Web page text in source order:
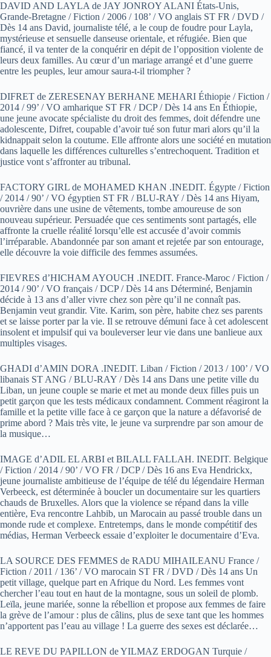
DAVID AND LAYLA de JAY JONROY ALANI États-Unis,
Grande-Bretagne / Fiction / 2006 / 108’ / VO anglais ST FR / DVD /
Dès 14 ans David, journaliste télé, a le coup de foudre pour Layla,
mystérieuse et sensuelle danseuse orientale, et réfugiée. Bien que
fiancé, il va tenter de la conquérir en dépit de l’opposition violente de
leurs deux familles. Au cœur d’un mariage arrangé et d’une guerre
entre les peuples, leur amour saura-t-il triompher ?
DIFRET de ZERESENAY BERHANE MEHARI Éthiopie / Fiction /
2014 / 99’ / VO amharique ST FR / DCP / Dès 14 ans En Éthiopie,
une jeune avocate spécialiste du droit des femmes, doit défendre une
adolescente, Difret, coupable d’avoir tué son futur mari alors qu’il la
kidnappait selon la coutume. Elle affronte alors une société en mutation
dans laquelle les différences culturelles s’entrechoquent. Tradition et
justice vont s’affronter au tribunal.
FACTORY GIRL de MOHAMED KHAN .INEDIT. Égypte / Fiction
/ 2014 / 90’ / VO égyptien ST FR / BLU-RAY / Dès 14 ans Hiyam,
ouvrière dans une usine de vêtements, tombe amoureuse de son
nouveau supérieur. Persuadée que ces sentiments sont partagés, elle
affronte la cruelle réalité lorsqu’elle est accusée d’avoir commis
l’irréparable. Abandonnée par son amant et rejetée par son entourage,
elle découvre la voie difficile des femmes assumées.
FIEVRES d’HICHAM AYOUCH .INEDIT. France-Maroc / Fiction /
2014 / 90’ / VO français / DCP / Dès 14 ans Déterminé, Benjamin
décide à 13 ans d’aller vivre chez son père qu’il ne connaît pas.
Benjamin veut grandir. Vite. Karim, son père, habite chez ses parents
et se laisse porter par la vie. Il se retrouve démuni face à cet adolescent
insolent et impulsif qui va bouleverser leur vie dans une banlieue aux
multiples visages.
GHADI d’AMIN DORA .INEDIT. Liban / Fiction / 2013 / 100’ / VO
libanais ST ANG / BLU-RAY / Dès 14 ans Dans une petite ville du
Liban, un jeune couple se marie et met au monde deux filles puis un
petit garçon que les tests médicaux condamnent. Comment réagiront la
famille et la petite ville face à ce garçon que la nature a défavorisé de
prime abord ? Mais très vite, le jeune va surprendre par son amour de
la musique…
IMAGE d’ADIL EL ARBI et BILALL FALLAH. INEDIT. Belgique
/ Fiction / 2014 / 90’ / VO FR / DCP / Dès 16 ans Eva Hendrickx,
jeune journaliste ambitieuse de l’équipe de télé du légendaire Herman
Verbeeck, est déterminée à boucler un documentaire sur les quartiers
chauds de Bruxelles. Alors que la violence se répand dans la ville
entière, Eva rencontre Lahbib, un Marocain au passé trouble dans un
monde rude et complexe. Entretemps, dans le monde compétitif des
médias, Herman Verbeeck essaie d’exploiter le documentaire d’Eva.
LA SOURCE DES FEMMES de RADU MIHAILEANU France /
Fiction / 2011 / 136’ / VO marocain ST FR / DVD / Dès 14 ans Un
petit village, quelque part en Afrique du Nord. Les femmes vont
chercher l’eau tout en haut de la montagne, sous un soleil de plomb.
Leïla, jeune mariée, sonne la rébellion et propose aux femmes de faire
la grève de l’amour : plus de câlins, plus de sexe tant que les hommes
n’apportent pas l’eau au village ! La guerre des sexes est déclarée…
LE REVE DU PAPILLON de YILMAZ ERDOGAN Turquie /